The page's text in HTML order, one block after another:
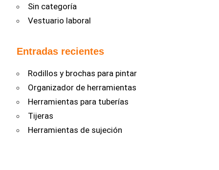
Sin categoría
Vestuario laboral
Entradas recientes
Rodillos y brochas para pintar
Organizador de herramientas
Herramientas para tuberías
Tijeras
Herramientas de sujeción